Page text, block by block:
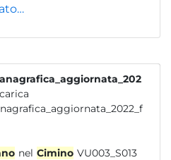
nel Cimino VU003_S013